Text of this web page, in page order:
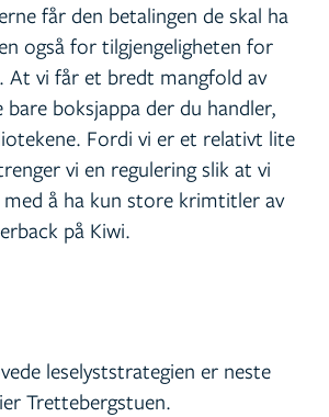
får den betalingen de skal ha
også for tilgjengeligheten for
At vi får et bredt mangfold av
boksjappa der du handler,
Fordi vi er et relativt lite
vi en regulering slik at vi
å ha kun store krimtitler av
på Kiwi.
leselyststrategien er neste
Trettebergstuen.